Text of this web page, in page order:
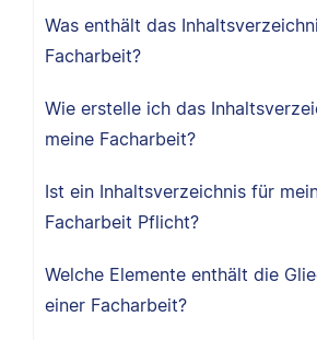
Was enthält das
Facharbeit?
Wie erstelle ich das
meine Facharbeit?
Ist ein Inhaltsverzeichnis für
Facharbeit Pflicht?
Welche Elemente enthält die
einer Facharbeit?